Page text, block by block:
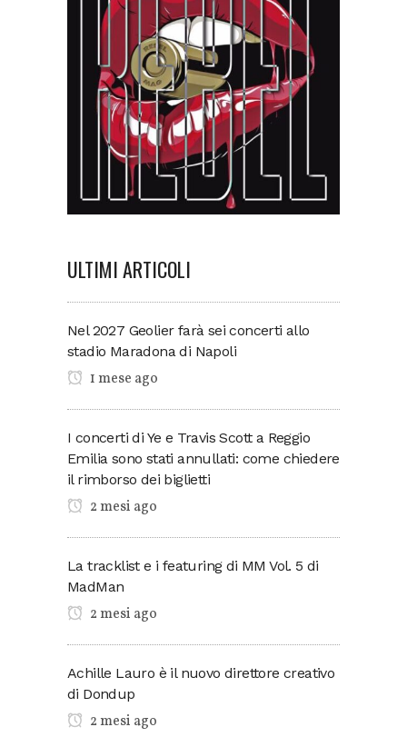
ULTIMI ARTICOLI
Nel 2027 Geolier farà sei concerti allo
stadio Maradona di Napoli
1 mese ago
I concerti di Ye e Travis Scott a Reggio
Emilia sono stati annullati: come chiedere
il rimborso dei biglietti
2 mesi ago
La tracklist e i featuring di MM Vol. 5 di
MadMan
2 mesi ago
Achille Lauro è il nuovo direttore creativo
di Dondup
2 mesi ago